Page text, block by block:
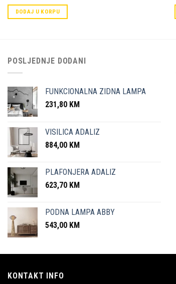
DODAJ U KORPU
POSLJEDNJE DODANI
FUNKCIONALNA ZIDNA LAMPA
231,80 KM
VISILICA ADALIZ
884,00 KM
PLAFONJERA ADALIZ
623,70 KM
PODNA LAMPA ABBY
543,00 KM
KONTAKT INFO